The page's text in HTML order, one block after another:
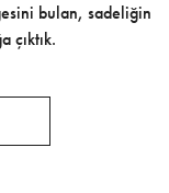
bulan, sadeliğin
çıktık.